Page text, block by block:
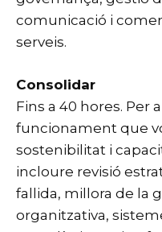
comunicació i
serveis.
Consolidar
Fins a 40 hores. Per
funcionament que
sostenibilitat i
incloure revisió
fallida, millora de la
organitzativa,